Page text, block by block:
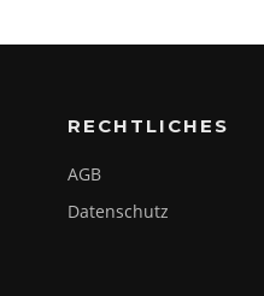
RECHTLICHES
AGB
Datenschutz